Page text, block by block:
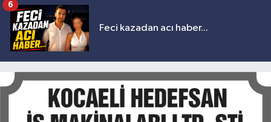
Feci kazadan acı haber...
6